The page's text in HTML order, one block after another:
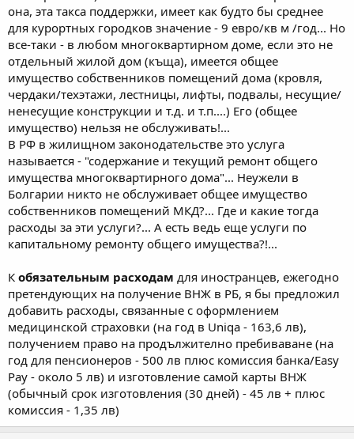
она, эта такса поддержки, имеет как будто бы среднее
для курортных городков значение - 9 евро/кв м /год... Но
все-таки - в любом многоквартирном доме, если это не
отдельный жилой дом (къща), имеется общее
имущество собственников помещений дома (кровля,
чердаки/техэтажи, лестницы, лифты, подвалы, несущие/
ненесущие конструкции и т.д. и т.п....) Его (общее
имущество) нельзя не обслуживать!...
В РФ в жилищном законодательстве это услуга
называется - "содержание и текущий ремонт общего
имущества многоквартирного дома"... Неужели в
Болгарии никто не обслуживает общее имущество
собственников помещений МКД?... Где и какие тогда
расходы за эти услуги?... А есть ведь еще услуги по
капитальному ремонту общего имущества?!...
К обязательным расходам для иностранцев, ежегодно
претендующих на получение ВНЖ в РБ, я бы предложил
добавить расходы, связанные с оформлением
медицинской страховки (на год в Uniqa - 163,6 лв),
получением право на продължително пребиваване (на
год для пенсионеров - 500 лв плюс комиссия банка/Easy
Pay - около 5 лв) и изготовление самой карты ВНЖ
(обычный срок изготовления (30 дней) - 45 лв + плюс
комиссия - 1,35 лв)